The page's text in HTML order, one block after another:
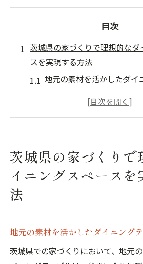
目次
茨城県の家づくりで理想的なダ
スを実現する方法
地元の素材を活かしたダイ
自然光を取り入れて明るい
収納力を考慮したダイニン
ザイン
ダイニングスペースを活用した
づくりの秘訣
茨城県の家づくりで
イニングスペースを
法
地元の素材を活かしたダイニング
茨城県での家づくりにおいて、地元